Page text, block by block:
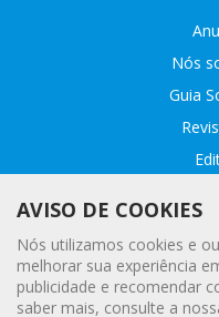
Nós
Guia
AVISO DE COOKIES
Nós utilizamos cookies e
melhorar sua experiência
publicidade e recomendar
saber mais, consulte a